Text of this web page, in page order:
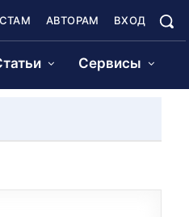
АВТОРАМ ВХОД
Сервисы